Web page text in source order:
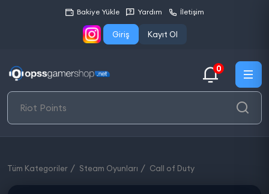
Bakiye Yükle Yardım İletişim
Giriş Kayıt Ol
0
Tüm Kategoriler Steam Oyunları Call of Duty